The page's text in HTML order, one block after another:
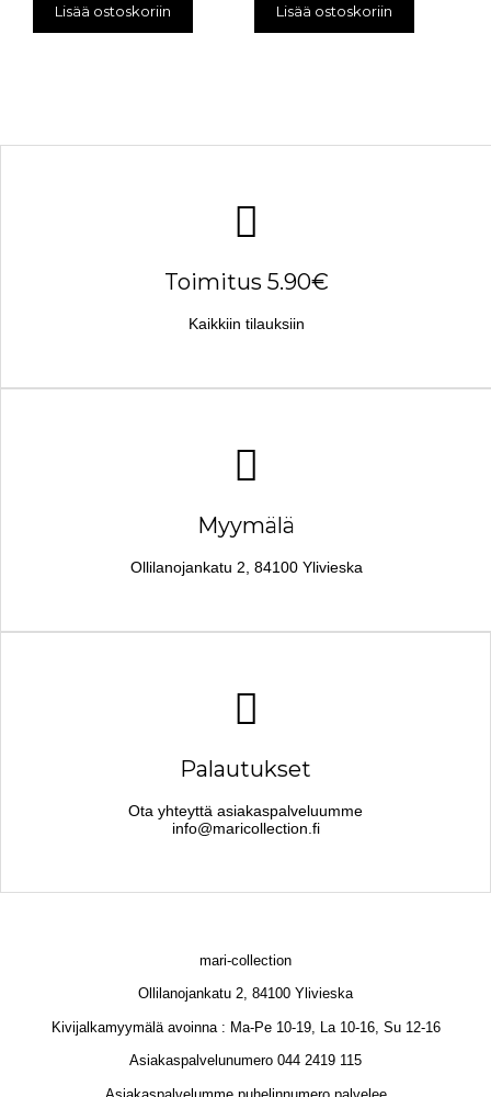
Lisää ostoskoriin Lisää ostoskoriin
Toimitus 5.90€
Kaikkiin tilauksiin
Myymälä
Ollilanojankatu 2, 84100 Ylivieska
Palautukset
Ota yhteyttä asiakaspalveluumme
info@maricollection.fi
mari-collection
Ollilanojankatu 2, 84100 Ylivieska
Kivijalkamyymälä avoinna : Ma-Pe 10-19, La 10-16, Su 12-16
Asiakaspalvelunumero 044 2419 115